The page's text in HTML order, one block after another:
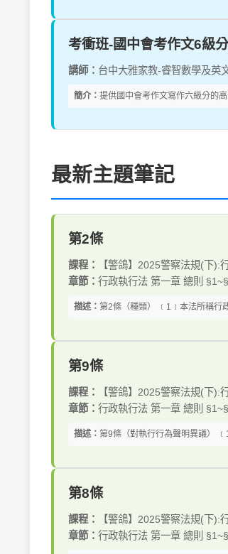
考衝班-國中會考作文6級
講師： 台中大雅家教-睿智數學及英
簡介： 提供國中會考作文寫作六級分的
最新主題筆記
第2條
課程：
【警鴿】2025警察法規(下):
章節： 行政執行法 第一章 總則
描述： 第2條（種類） ﹝1﹞本法所稱行
第9條
課程：
【警鴿】2025警察法規(下):
章節： 行政執行法 第一章 總則
描述： 第9條（對執行行為聲明異議）
第8條
課程：
【警鴿】2025警察法規(下):
章節： 行政執行法 第一章 總則